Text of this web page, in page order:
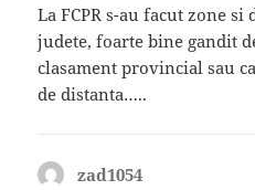
La FCPR s-au facut zone
judete, foarte bine gandit
clasament provincial sau
de distanta…..
zad1054